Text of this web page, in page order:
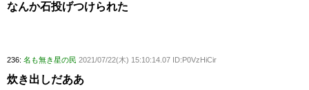
なんか石投げつけられた
236: 名も無き星の民 2021/07/22(木) 15:10:14.07 ID:P0VzHiCir
炊き出しだああ